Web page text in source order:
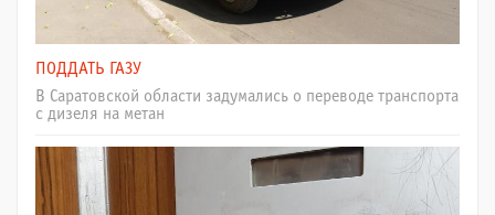
ПОДДАТЬ ГАЗУ
В Саратовской области задумались о переводе транспорта
с дизеля на метан